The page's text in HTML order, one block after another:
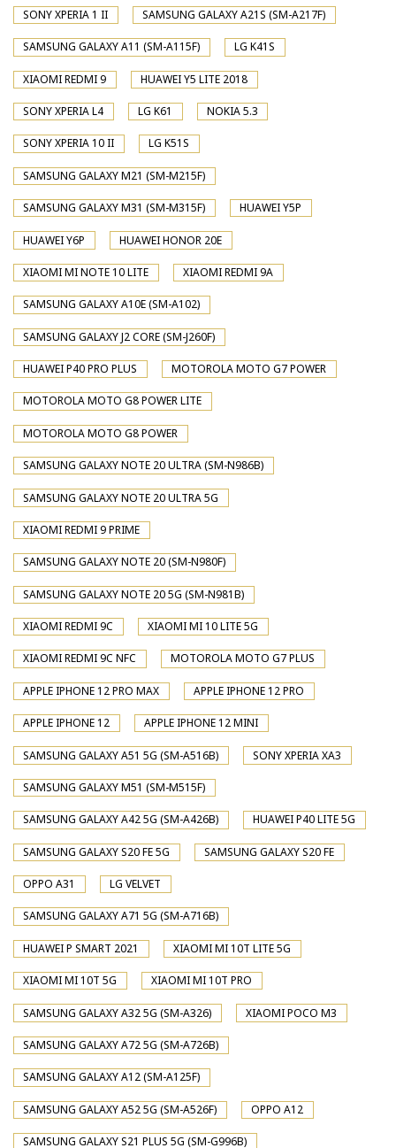
SONY XPERIA 1 II SAMSUNG GALAXY A21S (SM-A217F)
SAMSUNG GALAXY A11 (SM-A115F) LG K41S
XIAOMI REDMI 9 HUAWEI Y5 LITE 2018
SONY XPERIA L4 LG K61 NOKIA 5.3
SONY XPERIA 10 II LG K51S
SAMSUNG GALAXY M21 (SM-M215F)
SAMSUNG GALAXY M31 (SM-M315F) HUAWEI Y5P
HUAWEI Y6P HUAWEI HONOR 20E
XIAOMI MI NOTE 10 LITE XIAOMI REDMI 9A
SAMSUNG GALAXY A10E (SM-A102)
SAMSUNG GALAXY J2 CORE (SM-J260F)
HUAWEI P40 PRO PLUS MOTOROLA MOTO G7 POWER
MOTOROLA MOTO G8 POWER LITE
MOTOROLA MOTO G8 POWER
SAMSUNG GALAXY NOTE 20 ULTRA (SM-N986B)
SAMSUNG GALAXY NOTE 20 ULTRA 5G
XIAOMI REDMI 9 PRIME
SAMSUNG GALAXY NOTE 20 (SM-N980F)
SAMSUNG GALAXY NOTE 20 5G (SM-N981B)
XIAOMI REDMI 9C XIAOMI MI 10 LITE 5G
XIAOMI REDMI 9C NFC MOTOROLA MOTO G7 PLUS
APPLE IPHONE 12 PRO MAX APPLE IPHONE 12 PRO
APPLE IPHONE 12 APPLE IPHONE 12 MINI
SAMSUNG GALAXY A51 5G (SM-A516B) SONY XPERIA XA3
SAMSUNG GALAXY M51 (SM-M515F)
SAMSUNG GALAXY A42 5G (SM-A426B) HUAWEI P40 LITE 5G
SAMSUNG GALAXY S20 FE 5G SAMSUNG GALAXY S20 FE
OPPO A31 LG VELVET
SAMSUNG GALAXY A71 5G (SM-A716B)
HUAWEI P SMART 2021 XIAOMI MI 10T LITE 5G
XIAOMI MI 10T 5G XIAOMI MI 10T PRO
SAMSUNG GALAXY A32 5G (SM-A326) XIAOMI POCO M3
SAMSUNG GALAXY A72 5G (SM-A726B)
SAMSUNG GALAXY A12 (SM-A125F)
SAMSUNG GALAXY A52 5G (SM-A526F) OPPO A12
SAMSUNG GALAXY S21 PLUS 5G (SM-G996B)